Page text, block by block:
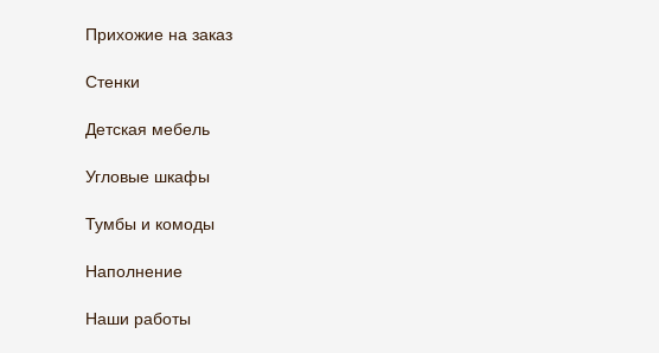
Прихожие на заказ
Стенки
Детская мебель
Угловые шкафы
Тумбы и комоды
Наполнение
Наши работы